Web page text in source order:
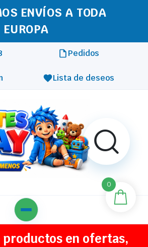
ENVÍOS A TODA
EUROPA
Pedidos
Lista de deseos
productos en ofertas,
0